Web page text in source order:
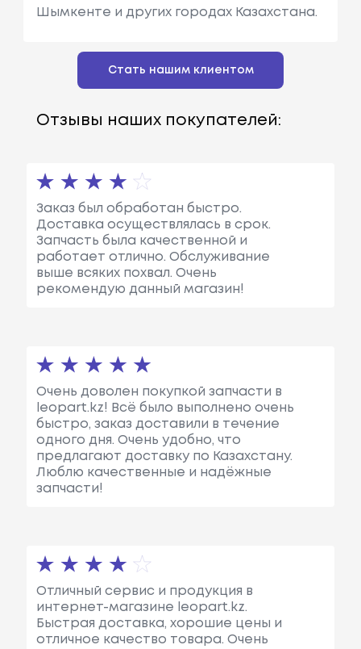
Шымкенте и других городах Казахстана.
Стать нашим клиентом
Отзывы наших покупателей:
Заказ был обработан быстро.
Доставка осуществлялась в срок.
Запчасть была качественной и
работает отлично. Обслуживание
выше всяких похвал. Очень
рекомендую данный магазин!
Очень доволен покупкой запчасти в
leopart.kz! Всё было выполнено очень
быстро, заказ доставили в течение
одного дня. Очень удобно, что
предлагают доставку по Казахстану.
Люблю качественные и надёжные
запчасти!
Отличный сервис и продукция в
интернет-магазине leopart.kz.
Быстрая доставка, хорошие цены и
отличное качество товара. Очень